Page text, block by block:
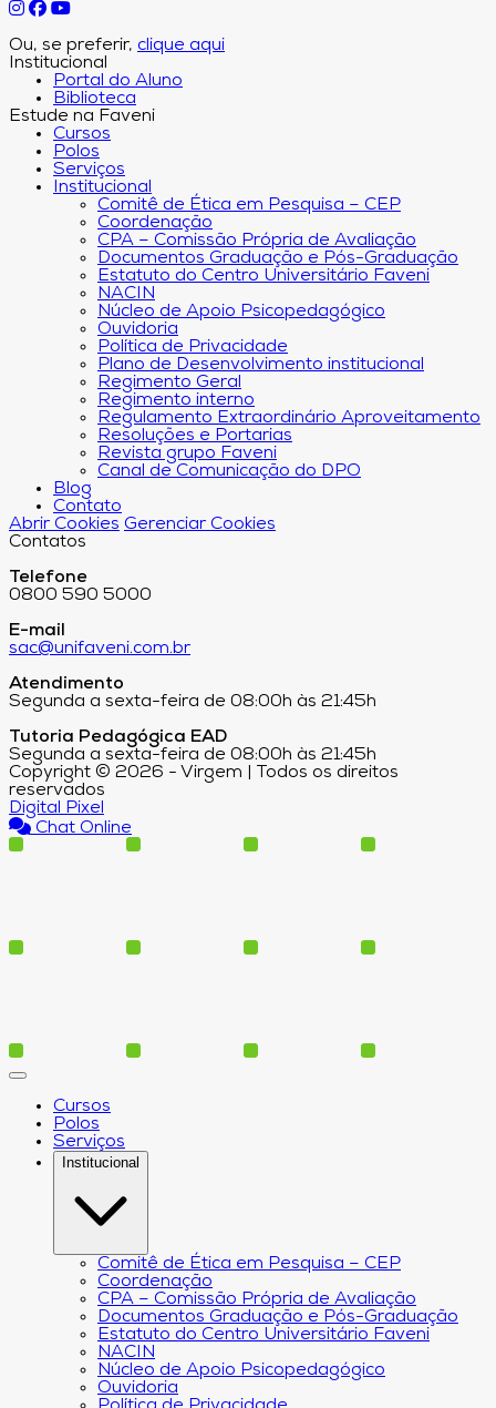
Ou, se preferir, clique aqui
Institucional
Portal do Aluno
Biblioteca
Estude na Faveni
Cursos
Polos
Serviços
Institucional
Comitê de Ética em Pesquisa – CEP
Coordenação
CPA – Comissão Própria de Avaliação
Documentos Graduação e Pós-Graduação
Estatuto do Centro Universitário Faveni
NACIN
Núcleo de Apoio Psicopedagógico
Ouvidoria
Política de Privacidade
Plano de Desenvolvimento institucional
Regimento Geral
Regimento interno
Regulamento Extraordinário Aproveitamento
Resoluções e Portarias
Revista grupo Faveni
Canal de Comunicação do DPO
Blog
Contato
Abrir Cookies Gerenciar Cookies
Contatos
Telefone
0800 590 5000
E-mail
sac@unifaveni.com.br
Atendimento
Segunda a sexta-feira de 08:00h às 21:45h
Tutoria Pedagógica EAD
Segunda a sexta-feira de 08:00h às 21:45h
Copyright © 2026 - Virgem | Todos os direitos
reservados
Digital Pixel
Chat Online
Cursos
Polos
Serviços
Institucional
Comitê de Ética em Pesquisa – CEP
Coordenação
CPA – Comissão Própria de Avaliação
Documentos Graduação e Pós-Graduação
Estatuto do Centro Universitário Faveni
NACIN
Núcleo de Apoio Psicopedagógico
Ouvidoria